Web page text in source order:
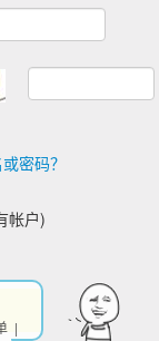
密码？
帐户)
|